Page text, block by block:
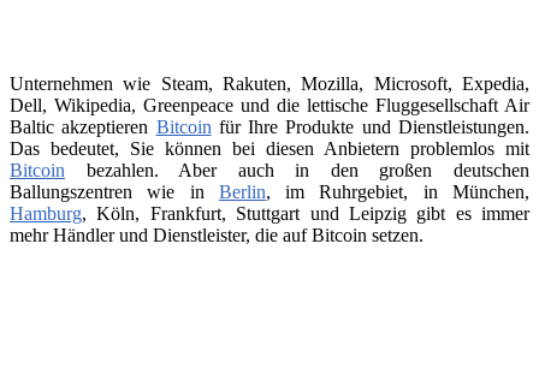
Unternehmen wie Steam, Rakuten, Mozilla, Microsoft, Expedia,
Dell, Wikipedia, Greenpeace und die lettische Fluggesellschaft Air
Baltic akzeptieren Bitcoin für Ihre Produkte und Dienstleistungen.
Das bedeutet, Sie können bei diesen Anbietern problemlos mit
Bitcoin bezahlen. Aber auch in den großen deutschen
Ballungszentren wie in Berlin, im Ruhrgebiet, in München,
Hamburg, Köln, Frankfurt, Stuttgart und Leipzig gibt es immer
mehr Händler und Dienstleister, die auf Bitcoin setzen.